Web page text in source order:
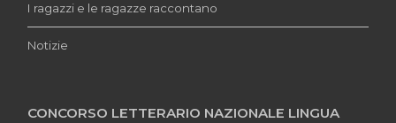
I ragazzi e le ragazze raccontano
Notizie
CONCORSO LETTERARIO NAZIONALE LINGUA